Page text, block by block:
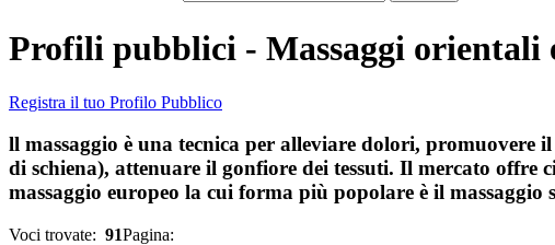
Profili pubblici - Massaggi orientali
Registra il tuo Profilo Pubblico
ll massaggio è una tecnica per alleviare dolori,
di schiena), attenuare il gonfiore dei tessuti. Il mercato offre
massaggio europeo la cui forma più popolare è il
Voci trovate: 91Pagina: